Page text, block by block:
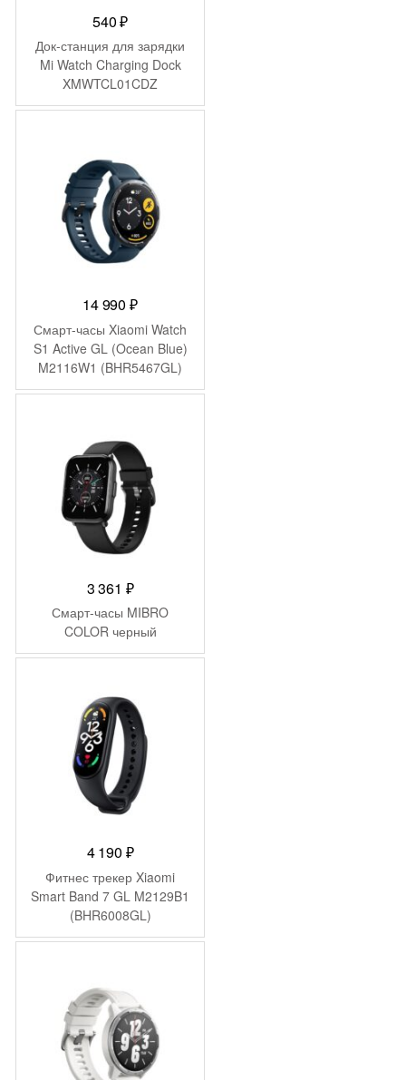
540₽
Док-станция для зарядки
Mi Watch Charging Dock
XMWTCL01CDZ
(BHR4888GL)
14 990₽
Смарт-часы Xiaomi Watch
S1 Active GL (Ocean Blue)
M2116W1 (BHR5467GL)
3 361 ₽
Смарт-часы MIBRO
COLOR черный
4 190 ₽
Фитнес трекер Xiaomi
Smart Band 7 GL M2129B1
(BHR6008GL)